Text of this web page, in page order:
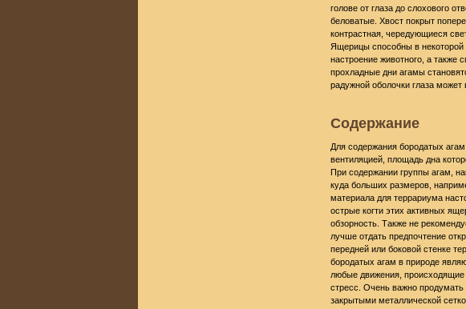
голове от глаза до слохового
беловатые. Хвост покрыт
контрастная, чередующиеся
Ящерицы способны в некоторой
настроение животного, а также
прохладные дни агамы
радужной оболочки глаза может
Содержание
Для содержания бородатых
вентиляцией, площадь дна
При содержании группы агам,
куда больших размеров,
материала для террариума
острые когти этих активных
обзорность. Также не
лучше отдать предпочтение
передней или боковой стенке
бородатых агам в природе
любые движения, происходящие
стресс. Очень важно продумать
закрытыми металлической